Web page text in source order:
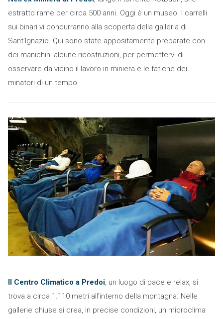
estratto rame per circa 500 anni. Oggi è un museo. I carrelli
sui binari vi condurranno alla scoperta della galleria di
Sant’Ignazio. Qui sono state appositamente preparate con
dei manichini alcune ricostruzioni, per permettervi di
osservare da vicino il lavoro in miniera e le fatiche dei
minatori di un tempo.
Il Centro Climatico a Predoi, un luogo di pace e relax, si
trova a circa 1.110 metri all’interno della montagna. Nelle
gallerie chiuse si crea, in precise condizioni, un microclima